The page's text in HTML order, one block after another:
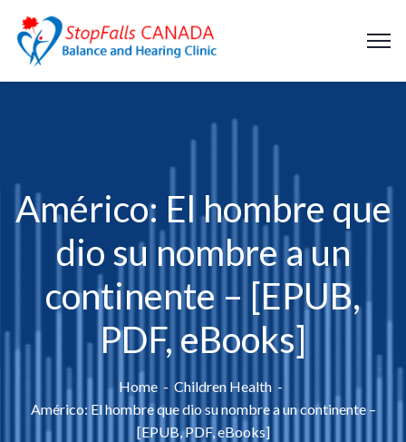
Américo: El hombre que
dio su nombre a un
continente – [EPUB,
PDF, eBooks]
Home
Children Health
Américo: El hombre que dio su nombre a un continente –
[EPUB, PDF, eBooks]